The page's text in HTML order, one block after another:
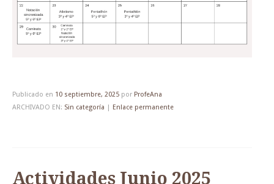
Publicado en 10 septiembre, 2025 por ProfeAna
ARCHIVADO EN: Sin categoría | Enlace permanente
Actividades Junio 2025